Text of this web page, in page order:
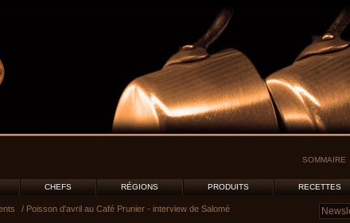
SOMMAIRE
CHEFS RÉGIONS PRODUITS RECETTES
/ Poisson d'avril au Café Prunier - interview de Salomé